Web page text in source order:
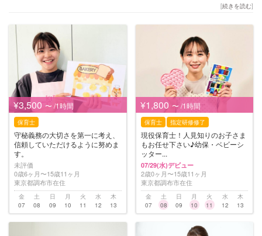
心できる関係を大切に★肯定的な関わりを意識します★」などの強みを持つシッターが対応
いたします。調布の当日の予約や緊急時、夜間や深夜早朝などの一時保育も可能です。1時間
だけの短時間のシッター利用から保育園へのお迎え・送迎、病児保育や病後児の保育もお任
せください。ご予算や依頼内容に合わせてサポーターが選べます。新生児(0歳)や乳児などの
赤ちゃんから小学生以上のお子様まで幅広い年齢へ対応可能です。土日祝日だけベビーシッ
ターをお願いしたいといったご要望や毎日の利用などの定期利用サービスもございます。
[続きを読む]
¥3,500 〜 /1時間
保育士
守秘義務の大切さを第一に考え、
信頼していただけるように努めま
す。
未評価
0歳6ヶ月〜15歳11ヶ月
東京都調布市在住
金
07
土
08
日
09
月
10
火
11
水
12
木
13
¥1,800 〜 /1時間
保育士 指定研修修了
現役保育士！人見知りのお子さま
もお任せ下さい♪幼保・ベビーシ
ッター...
07/29(水)デビュー
2歳0ヶ月〜15歳11ヶ月
東京都調布市在住
金
07
土
08
日
09
月
10
火
11
水
12
木
13